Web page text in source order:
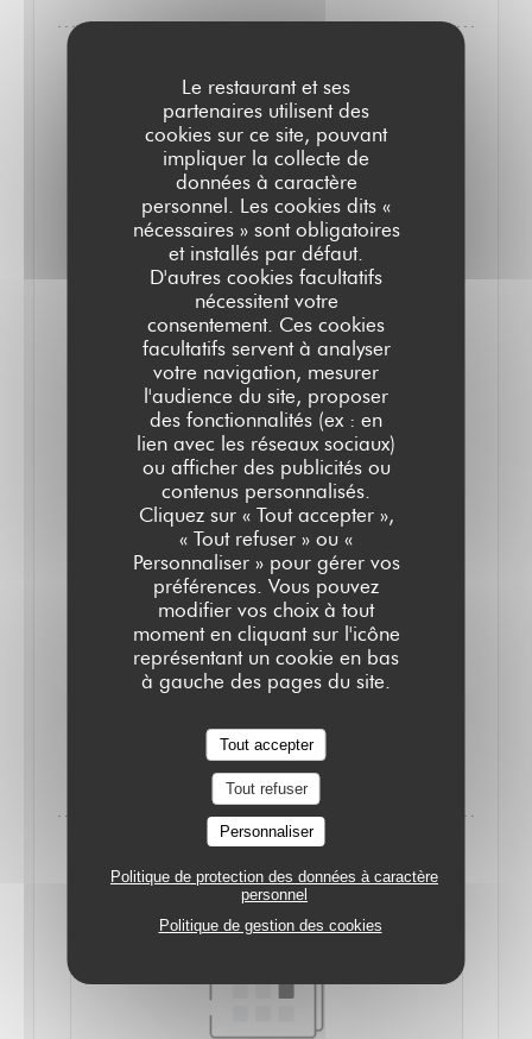
Le restaurant et ses
partenaires utilisent des
cookies sur ce site, pouvant
impliquer la collecte de
données à caractère
personnel. Les cookies dits «
nécessaires » sont obligatoires
et installés par défaut.
D'autres cookies facultatifs
nécessitent votre
consentement. Ces cookies
facultatifs servent à analyser
votre navigation, mesurer
l'audience du site, proposer
des fonctionnalités (ex : en
lien avec les réseaux sociaux)
ou afficher des publicités ou
contenus personnalisés.
Cliquez sur « Tout accepter »,
« Tout refuser » ou «
Personnaliser » pour gérer vos
préférences. Vous pouvez
modifier vos choix à tout
moment en cliquant sur l'icône
représentant un cookie en bas
à gauche des pages du site.
Tout accepter
Tout refuser
Personnaliser
Politique de protection des données à caractère
personnel
Politique de gestion des cookies
DU 16/03/2026 AU 16/03/2030 DE 08H00 À 00H00
L'AVIS DE GAULT&MILLAU : LE GRAND
COLBERT
L'avis de Gault&Millau
De la belle brasserie en continu 12h-minuit face à la
bibliothèque Richelieu, look de bistrot parisien rétro et
éternel, grande carte adaptée à toutes les envies et
cave de négoce.
D'INFORMATIONS((OUVRE UNE NOUVELLE